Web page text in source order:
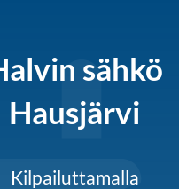
sähkö
Hausjärvi
Kilpailuttamalla